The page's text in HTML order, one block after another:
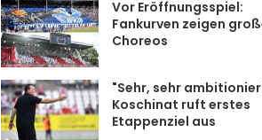
Vor Eröffnungsspiel:
Fankurven zeigen
Choreos
"Sehr, sehr
Koschinat ruft erstes
Etappenziel aus